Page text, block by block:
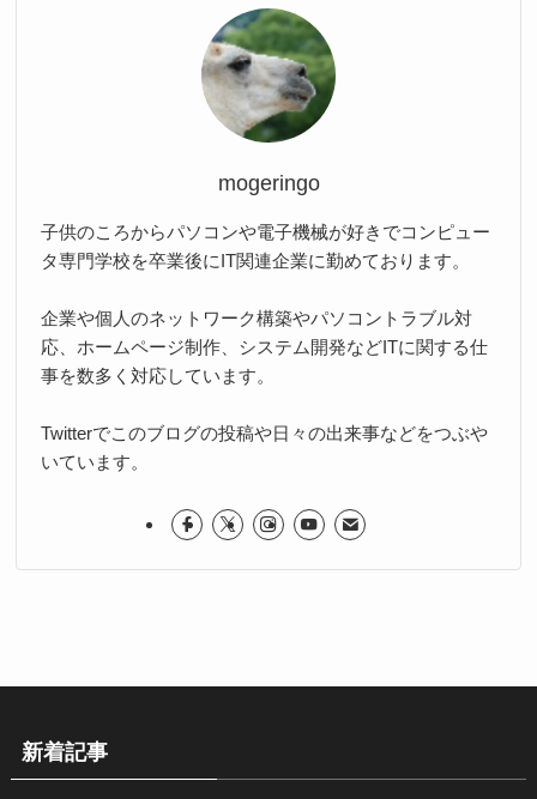
mogeringo
子供のころからパソコンや電子機械が好きでコンピュー
タ専門学校を卒業後にIT関連企業に勤めております。
企業や個人のネットワーク構築やパソコントラブル対
応、ホームページ制作、システム開発などITに関する仕
事を数多く対応しています。
Twitterでこのブログの投稿や日々の出来事などをつぶや
いています。
新着記事